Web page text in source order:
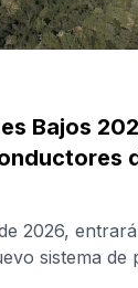
Bajos
2026,
sistema de